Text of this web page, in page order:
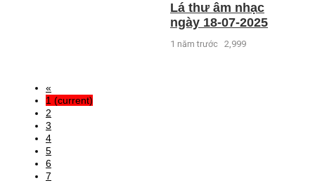
Lá thư âm nhạc
ngày 18-07-2025
1 năm trước 2,999
«
1 (current)
2
3
4
5
6
7